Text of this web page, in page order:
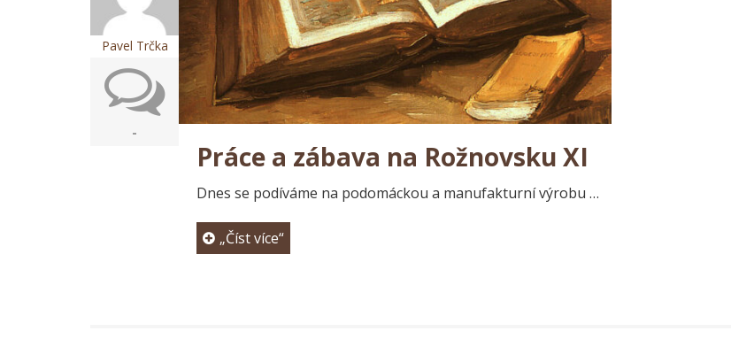
Pavel Trčka
-
Práce a zábava na Rožnovsku XI
Dnes se podíváme na podomáckou a manufakturní výrobu …
„Číst více“